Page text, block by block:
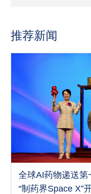
推荐新闻
全球AI药物递送第
“制药界Space X”